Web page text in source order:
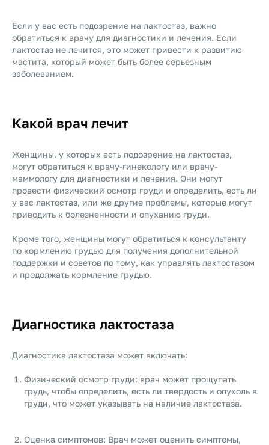
Если у вас есть подозрение на лактостаз, важно
обратиться к врачу для диагностики и лечения. Если
лактостаз не лечится, это может привести к развитию
мастита, который может быть более серьезным
заболеванием.
Какой врач лечит
Женщины, у которых есть подозрение на лактостаз,
могут обратиться к врачу-гинекологу или врачу-
маммологу для диагностики и лечения. Они могут
провести физический осмотр груди и определить, есть ли
у вас лактостаз, или же другие проблемы, которые могут
приводить к болезненности и опуханию груди.
Кроме того, женщины могут обратиться к консультанту
по кормлению грудью для получения дополнительной
поддержки и советов по тому, как управлять лактостазом
и продолжать кормление грудью.
Диагностика лактостаза
Диагностика лактостаза может включать:
Физический осмотр груди: врач может прощупать
грудь, чтобы определить, есть ли твердость и опухоль в
груди, что может указывать на наличие лактостаза.
Оценка симптомов: Врач может оценить симптомы,